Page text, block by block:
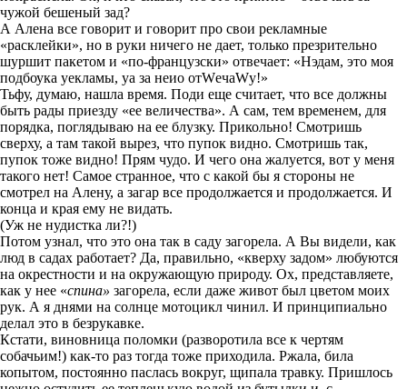
чужой бешеный зад?
А Алена все говорит и говорит про свои рекламные
«расклейки», но в руки ничего не дает, только презрительно
шуршит пакетом и «по-французски» отвечает: «Нэдам, это моя
подбоука уекламы, уа за неио отWечаWу!»
Тьфу, думаю, нашла время. Поди еще считает, что все должны
быть рады приезду «ее величества». А сам, тем временем, для
порядка, поглядываю на ее блузку. Прикольно! Смотришь
сверху, а там такой вырез, что пупок видно. Смотришь так,
пупок тоже видно! Прям чудо. И чего она жалуется, вот у меня
такого нет! Самое странное, что с какой бы я стороны не
смотрел на Алену, а загар все продолжается и продолжается. И
конца и края ему не видать.
(Уж не нудистка ли?!)
Потом узнал, что это она так в саду загорела. А Вы видели, как
люд в садах работает? Да, правильно, «кверху задом» любуются
на окрестности и на окружающую природу. Ох, представляете,
как у нее «спина» загорела, если даже живот был цветом моих
рук. А я днями на солнце мотоцикл чинил. И принципиально
делал это в безрукавке.
Кстати, виновница поломки (разворотила все к чертям
собачьим!) как-то раз тогда тоже приходила. Ржала, била
копытом, постоянно паслась вокруг, щипала травку. Пришлось